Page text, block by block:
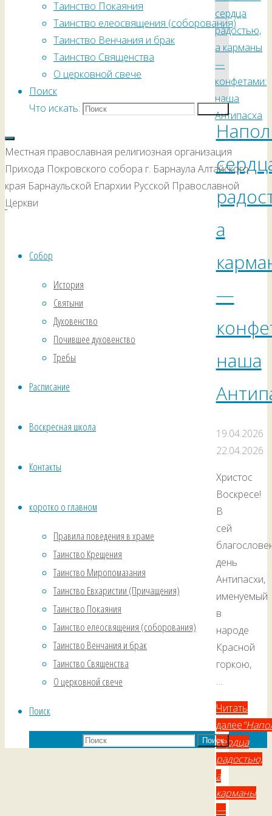
Таинство Покаяния
Таинство елеосвящения (соборования)
Таинство Венчания и брак
Таинство Священства
О церковной свече
Поиск
Что искать:
Местная православная религиозная организация
Прихода Покровского собора г. Барнаула Алтайского
края Барнаульской Епархии Русской Православной
Церкви
Собор
История
Святыни
Духовенство
Почившее духовенство
Требы
Расписание
Воскресная школа
Контакты
коротко о главном
Правила поведения в храме
Таинство Крещения
Таинство Миропомазания
Таинство Евхаристии (Причащения)
Таинство Покаяния
Таинство елеосвящения (соборования)
Таинство Венчания и брак
Таинство Священства
О церковной свече
Поиск
Поиск
а
—
наша
19.04.2026
22.04.2026
Христос
Воскресе!
В
сей
день
Антипасхи,
именуемый
в
народе
Красной
горкою,
…
Читать
далее
сердца
радостью,
а
карманы
—